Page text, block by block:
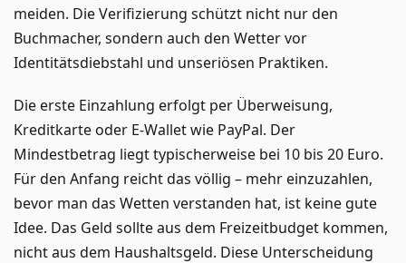
meiden. Die Verifizierung schützt nicht nur den
Buchmacher, sondern auch den Wetter vor
Identitätsdiebstahl und unseriösen Praktiken.
Die erste Einzahlung erfolgt per Überweisung,
Kreditkarte oder E-Wallet wie PayPal. Der
Mindestbetrag liegt typischerweise bei 10 bis 20 Euro.
Für den Anfang reicht das völlig – mehr einzuzahlen,
bevor man das Wetten verstanden hat, ist keine gute
Idee. Das Geld sollte aus dem Freizeitbudget kommen,
nicht aus dem Haushaltsgeld. Diese Unterscheidung